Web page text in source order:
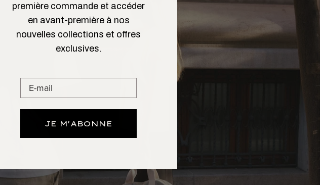
première commande et accéder
en avant-première à nos
nouvelles collections et offres
exclusives.
JE M'ABONNE